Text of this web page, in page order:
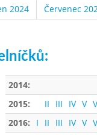
2024 Červenec
2014:
2015:
II III IV V
2016:
I II III IV V